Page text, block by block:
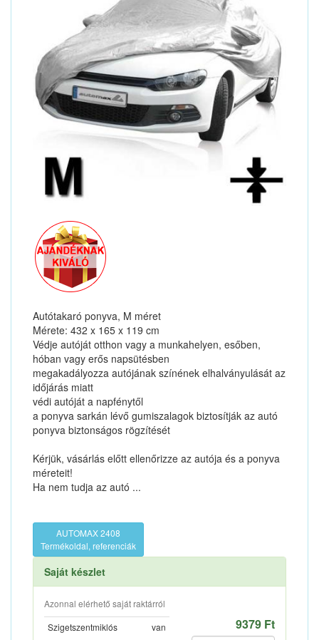
Autótakaró ponyva, M méret
Mérete: 432 x 165 x 119 cm
Védje autóját otthon vagy a munkahelyen, esőben,
hóban vagy erős napsütésben
megakadályozza autójának színének elhalványulását az
időjárás miatt
védi autóját a napfénytől
a ponyva sarkán lévő gumiszalagok biztosítják az autó
ponyva biztonságos rögzítését
Kérjük, vásárlás előtt ellenőrizze az autója és a ponyva
méreteit!
Ha nem tudja az autó ...
AUTOMAX 2408
Termékoldal, referenciák
Saját készlet
Azonnal elérhető saját raktárról
Szigetszentmiklós
van 9379 Ft